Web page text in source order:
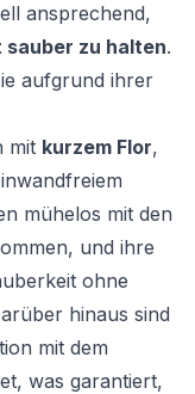
ansprechend,
zu halten.
aufgrund ihrer
mit kurzem Flor,
mühelos mit den
und ihre
ohne
hinaus sind
mit dem
was garantiert,